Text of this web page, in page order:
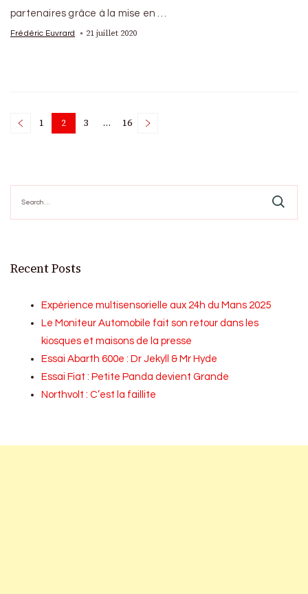
partenaires grâce à la mise en …
Frédéric Euvrard 21 juillet 2020
Posts
Page
1 Page
2 Page
3 … Page
16
for:
Recent Posts
Expérience multisensorielle aux 24h du Mans 2025
Le Moniteur Automobile fait son retour dans les
kiosques et maisons de la presse
Essai Abarth 600e : Dr Jekyll & Mr Hyde
Essai Fiat : Petite Panda devient Grande
Northvolt : C’est la faillite